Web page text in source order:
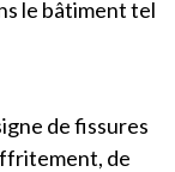
le bâtiment tel
de fissures
de